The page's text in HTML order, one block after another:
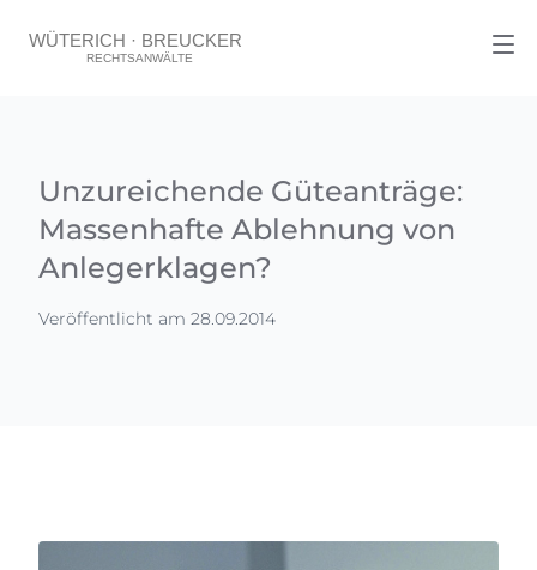
Unzureichende Güteanträge:
Massenhafte Ablehnung von
Anlegerklagen?
Veröffentlicht am 28.09.2014